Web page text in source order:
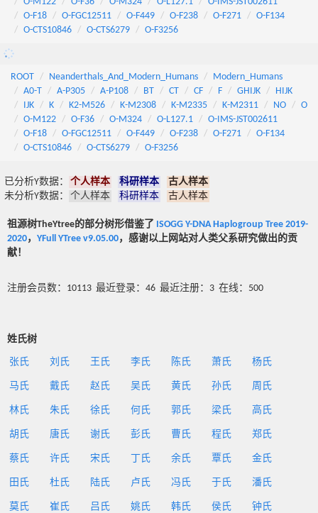
O-F18
O-FGC12511 O-F449 O-F238 O-F271
O-F134
O-CTS10846
O-CTS6279 O-F3256
ROOT Neanderthals_And_Modern_Humans
Modern_Humans
A0-T
A-P305 A-P108 BT CT CF F GHIJK
HIJK
IJK
K K2-M526 K-M2308 K-M2335 K-M2311 NO
O
O-M122
O-F36 O-M324 O-L127.1
O-IMS-JST002611
O-F18
O-FGC12511 O-F449 O-F238 O-F271
O-F134
O-CTS10846
O-CTS6279 O-F3256
已分析Y数据： 个人样本 科研样本
古人样本
未分析Y数据：
个人样本 科研样本 古人样本
祖源树TheYtree的部分树形借鉴了 ISOGG Y-DNA Haplogroup Tree 2019-
2020， YFull YTree v9.05.00，感谢以上网站对人类父系研究做出的贡
献！
注册会员数：10113 最近登录：46 最近注册：3 在线：500
姓氏树
张氏 刘氏 王氏 李氏 陈氏 萧氏 杨氏
马氏 戴氏 赵氏 吴氏 黄氏 孙氏 周氏
林氏 朱氏 徐氏 何氏 郭氏 梁氏 高氏
胡氏 唐氏 谢氏 彭氏 曹氏 程氏 郑氏
蔡氏 许氏 宋氏 丁氏 余氏 覃氏 金氏
田氏 杜氏 陆氏 卢氏 冯氏 于氏 潘氏
莫氏 崔氏 吕氏 姚氏 韩氏 侯氏 钟氏